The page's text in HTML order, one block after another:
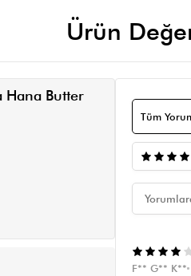
Ürün
Hana Butter
Tüm
F** G** K**